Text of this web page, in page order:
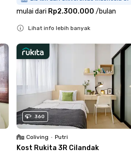
mulai dari Rp2.300.000 /bulan
Lihat info lebih banyak
360
Coliving • Putri
Kost Rukita 3R Cilandak